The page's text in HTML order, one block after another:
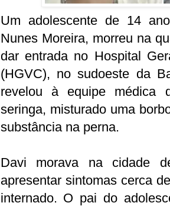
Um adolescente de 14
Nunes Moreira, morreu na
dar entrada no Hospital
(HGVC), no sudoeste da
revelou à equipe médica
seringa, misturado uma
substância na perna.
Davi morava na cidade
apresentar sintomas cerca
internado. O pai do